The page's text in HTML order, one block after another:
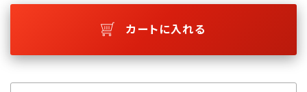
カートに入れる